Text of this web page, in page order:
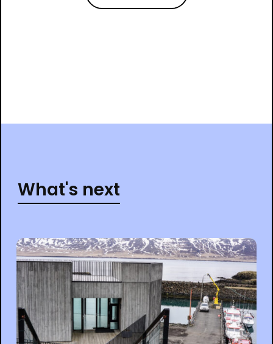
What's next